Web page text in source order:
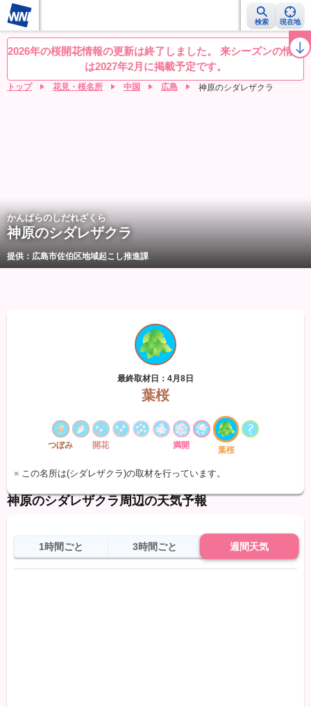
検索 現在地
桜レーダー 名所ランキング 桜開花予想NEWS お花見動画 目的別
2026年の桜開花情報の更新は終了しました。 来シーズンの情報
は2027年2月に掲載予定です。
トップ 花見・桜名所 中国 広島 神原のシダレザクラ
かんばらのしだれざくら
神原のシダレザクラ
提供：広島市佐伯区地域起こし推進課
最終取材日：4月8日
葉桜
つぼみ 開花 満開 葉桜
※ この名所は(シダレザクラ)の取材を行っています。
神原のシダレザクラ周辺の天気予報
1時間ごと 3時間ごと 週間天気